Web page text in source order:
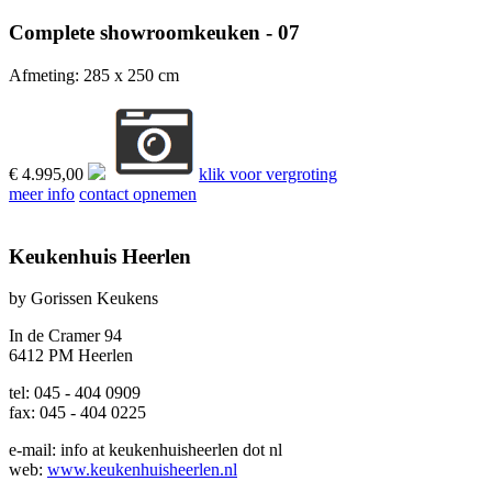
Complete showroomkeuken - 07
Afmeting: 285 x 250 cm
€ 4.995,00
klik voor vergroting
meer info contact opnemen
Keukenhuis Heerlen
by Gorissen Keukens
In de Cramer 94
6412 PM Heerlen
tel: 045 - 404 0909
fax: 045 - 404 0225
e-mail: info at keukenhuisheerlen dot nl
web: www.keukenhuisheerlen.nl